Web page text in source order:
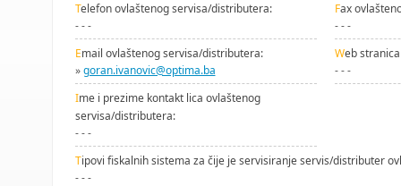
Telefon ovlaštenog servisa/distributera:
- - -
Fax
- - -
Email ovlaštenog servisa/distributera:
»goran.ivanovic@optima.ba
Web
- - -
Ime i prezime kontakt lica ovlaštenog
servisa/distributera:
- - -
Tipovi fiskalnih sistema za čije je servisiranje servis/distributer
- - -